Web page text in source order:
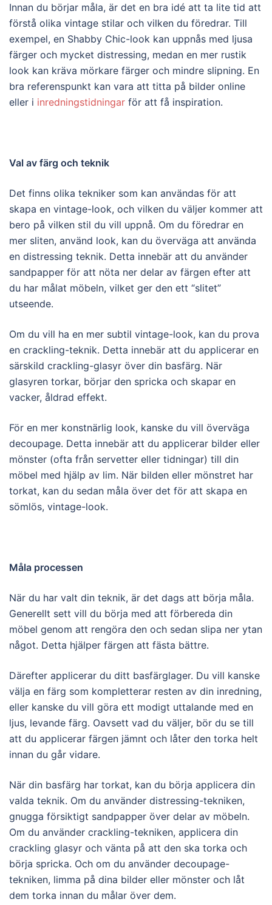
Innan du börjar måla, är det en bra idé att ta lite tid att
förstå olika vintage stilar och vilken du föredrar. Till
exempel, en Shabby Chic-look kan uppnås med ljusa
färger och mycket distressing, medan en mer rustik
look kan kräva mörkare färger och mindre slipning. En
bra referenspunkt kan vara att titta på bilder online
eller i inredningstidningar för att få inspiration.
Val av färg och teknik
Det finns olika tekniker som kan användas för att
skapa en vintage-look, och vilken du väljer kommer att
bero på vilken stil du vill uppnå. Om du föredrar en
mer sliten, använd look, kan du överväga att använda
en distressing teknik. Detta innebär att du använder
sandpapper för att nöta ner delar av färgen efter att
du har målat möbeln, vilket ger den ett “slitet”
utseende.
Om du vill ha en mer subtil vintage-look, kan du prova
en crackling-teknik. Detta innebär att du applicerar en
särskild crackling-glasyr över din basfärg. När
glasyren torkar, börjar den spricka och skapar en
vacker, åldrad effekt.
För en mer konstnärlig look, kanske du vill överväga
decoupage. Detta innebär att du applicerar bilder eller
mönster (ofta från servetter eller tidningar) till din
möbel med hjälp av lim. När bilden eller mönstret har
torkat, kan du sedan måla över det för att skapa en
sömlös, vintage-look.
Måla processen
När du har valt din teknik, är det dags att börja måla.
Generellt sett vill du börja med att förbereda din
möbel genom att rengöra den och sedan slipa ner ytan
något. Detta hjälper färgen att fästa bättre.
Därefter applicerar du ditt basfärglager. Du vill kanske
välja en färg som kompletterar resten av din inredning,
eller kanske du vill göra ett modigt uttalande med en
ljus, levande färg. Oavsett vad du väljer, bör du se till
att du applicerar färgen jämnt och låter den torka helt
innan du går vidare.
När din basfärg har torkat, kan du börja applicera din
valda teknik. Om du använder distressing-tekniken,
gnugga försiktigt sandpapper över delar av möbeln.
Om du använder crackling-tekniken, applicera din
crackling glasyr och vänta på att den ska torka och
börja spricka. Och om du använder decoupage-
tekniken, limma på dina bilder eller mönster och låt
dem torka innan du målar över dem.